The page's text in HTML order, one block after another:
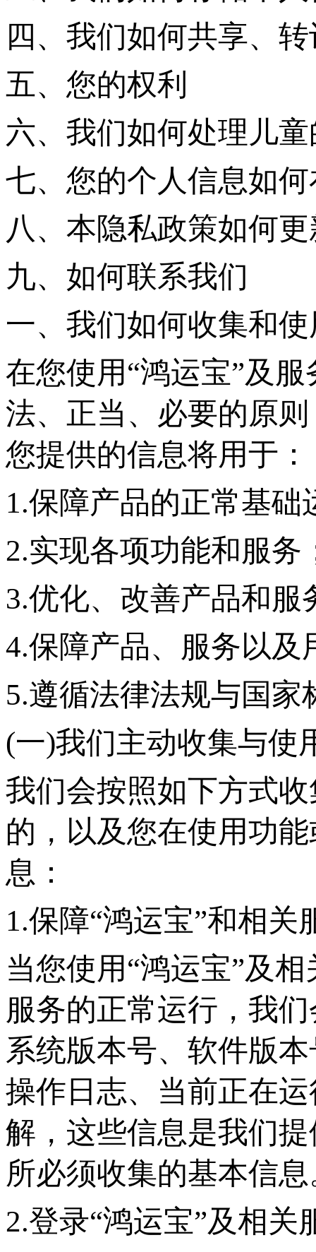
四、我们如何共享、
五、您的权利
六、我们如何处理儿
七、您的个人信息如
八、本隐私政策如何
九、如何联系我们
一、我们如何收集和
在您使用“鸿运宝”及
法、正当、必要的原
您提供的信息将用于：
1.保障产品的正常基础
2.实现各项功能和服务
3.优化、改善产品和服
4.保障产品、服务以及
5.遵循法律法规与国家
(一)我们主动收集与使
我们会按照如下方式
的，以及您在使用功
息：
1.保障“鸿运宝”和相关
当您使用“鸿运宝”及
服务的正常运行，我
系统版本号、软件版
操作日志、当前正在
解，这些信息是我们
所必须收集的基本信息
2.登录“鸿运宝”及相关